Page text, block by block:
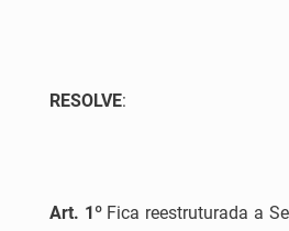
RESOLVE:
Art. 1ºFica reestruturada a